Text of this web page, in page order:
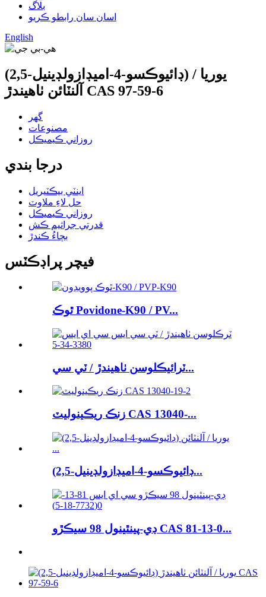
بلاگ
اسان سان رابطو ڪريو
English
(2,5-ڊائيوڪسو-4-اميڊازولڊينيل) يوريا /
آلنٽائن ٺاهيندڙ CAS 97-59-6
گھر
مصنوعات
روزاني ڪيميڪل
درجا بندي
اينٽي بيڪٽيريل
حل لاءِ ملاوٽ
روزاني ڪيميڪل
قدرتي جراثيم ڪش
بچاءُ ڪندڙ
فيچر پراڊڪٽس
ٿوڪ Povidone-K90 / PV...
ٽرائيڪلوسن ٺاهيندڙ / ٽي سي...
زنڪ ريڪينوليٽ CAS 13040-...
(2,5-ڊائيوڪسو-4-اميڊازولڊينيل...
ڊي-پينٿينول 98 سيڪڙو CAS 81-13-0...